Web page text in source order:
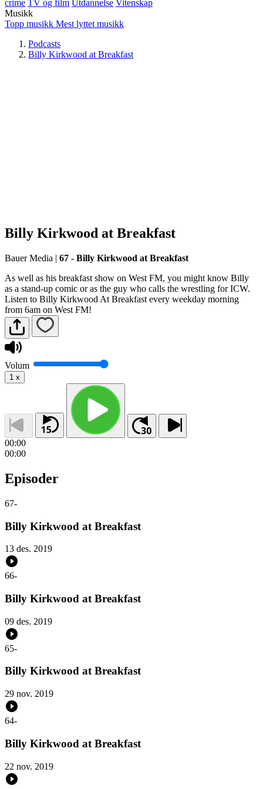
crime TV og film Utdannelse Vitenskap
Musikk
Topp musikk Mest lyttet musikk
Podcasts
Billy Kirkwood at Breakfast
Billy Kirkwood at Breakfast
Bauer Media | 67 - Billy Kirkwood at Breakfast
As well as his breakfast show on West FM, you might know Billy
as a stand-up comic or as the guy who calls the wrestling for ICW.
Listen to Billy Kirkwood At Breakfast every weekday morning
from 6am on West FM!
Volum
1 x
00:00
00:00
Episoder
67-
Billy Kirkwood at Breakfast
13 des. 2019
66-
Billy Kirkwood at Breakfast
09 des. 2019
65-
Billy Kirkwood at Breakfast
29 nov. 2019
64-
Billy Kirkwood at Breakfast
22 nov. 2019